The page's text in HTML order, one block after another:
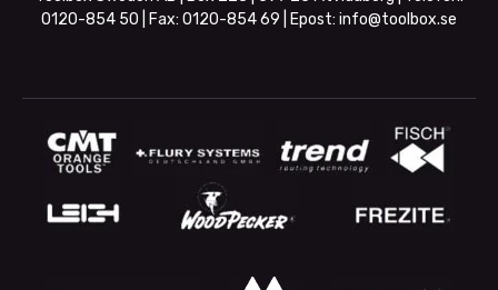
0120-854 50 | Fax: 0120-854 69 | Epost: info@toolbox.se